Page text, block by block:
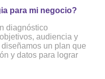
para mi negocio?
diagnóstico
audiencia y
un plan que
y datos para lograr